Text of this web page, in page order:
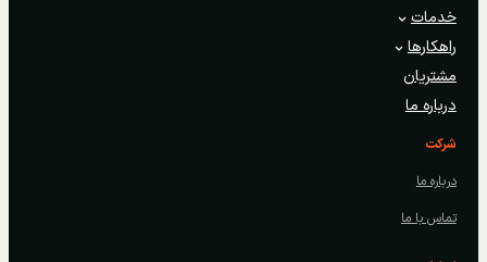
خدمات
راهکارها
مشتریان
درباره ما
شرکت
درباره ما
تماس با ما